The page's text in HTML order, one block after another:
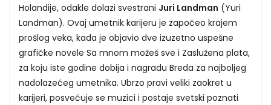
Holandije, odakle dolazi svestrani Juri Landman (Yuri
Landman). Ovaj umetnik karijeru je započeo krajem
prošlog veka, kada je objavio dve izuzetno uspešne
grafičke novele Sa mnom možeš sve i Zaslužena plata,
za koju iste godine dobija i nagradu Breda za najboljeg
nadolazećeg umetnika. Ubrzo pravi veliki zaokret u
karijeri, posvećuje se muzici i postaje svetski poznati